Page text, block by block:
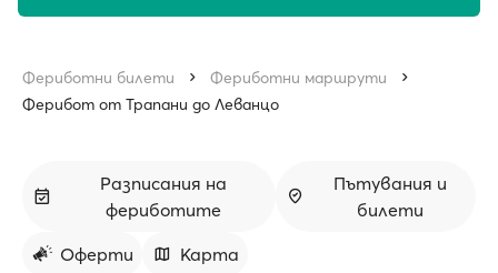
Фериботни билети
Фериботни маршрути
Ферибот от Трапани до Леванцо
Разписания на
фериботите
Пътувания и
билети
Оферти
Карта